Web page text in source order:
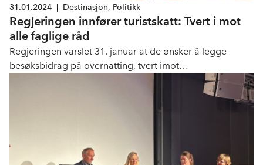
31.01.2024 Destinasjon, Politikk
Regjeringen innfører turistskatt: Tvert i mot
alle faglige råd
Regjeringen varslet 31. januar at de ønsker å legge
besøksbidrag på overnatting, tvert imot
reisemålsutvalget og reiselivsnæringens ønsker.